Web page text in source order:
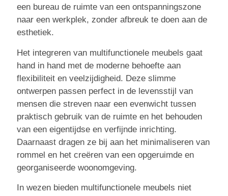
een bureau de ruimte van een ontspanningszone
naar een werkplek, zonder afbreuk te doen aan de
esthetiek.
Het integreren van multifunctionele meubels gaat
hand in hand met de moderne behoefte aan
flexibiliteit en veelzijdigheid. Deze slimme
ontwerpen passen perfect in de levensstijl van
mensen die streven naar een evenwicht tussen
praktisch gebruik van de ruimte en het behouden
van een eigentijdse en verfijnde inrichting.
Daarnaast dragen ze bij aan het minimaliseren van
rommel en het creëren van een opgeruimde en
georganiseerde woonomgeving.
In wezen bieden multifunctionele meubels niet